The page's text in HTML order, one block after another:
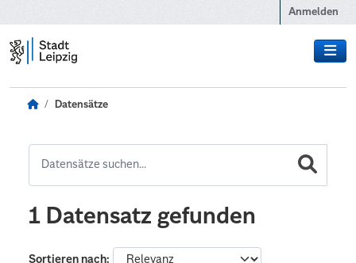
Anmelden
Datensätze
1 Datensatz gefunden
Sortieren nach